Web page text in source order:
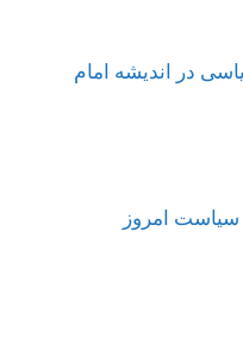
در اندیشه امام
امروز